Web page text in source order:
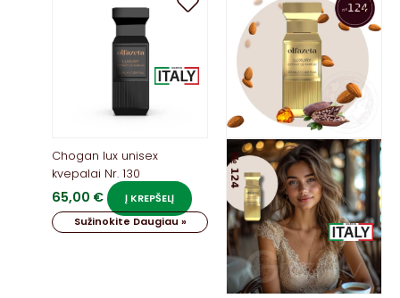
Chogan lux unisex
kvepalai Nr. 130
65,00 €
Į KREPŠELĮ
Sužinokite Daugiau »